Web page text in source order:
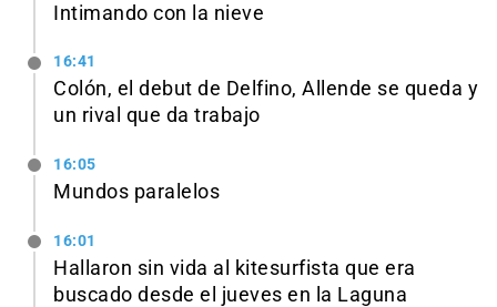
Intimando con la nieve
16:41
Colón, el debut de Delfino, Allende se queda y
un rival que da trabajo
16:05
Mundos paralelos
16:01
Hallaron sin vida al kitesurfista que era
buscado desde el jueves en la Laguna